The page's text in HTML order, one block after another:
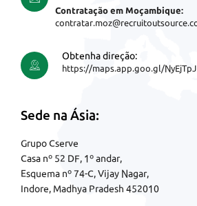
Contratação em Moçambique:
Obtenha direção:
https://maps.app.goo.gl/
Sede na Ásia:
Grupo Cserve
Casa nº 52 DF, 1º andar,
Esquema nº 74-C, Vijay Nagar,
Indore, Madhya Pradesh 452010